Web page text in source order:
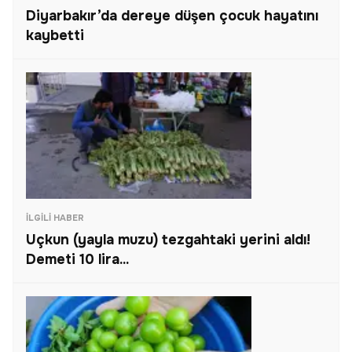
Diyarbakır’da dereye düşen çocuk hayatını
kaybetti
İLGILI HABER
Uçkun (yayla muzu) tezgahtaki yerini aldı!
Demeti 10 lira...